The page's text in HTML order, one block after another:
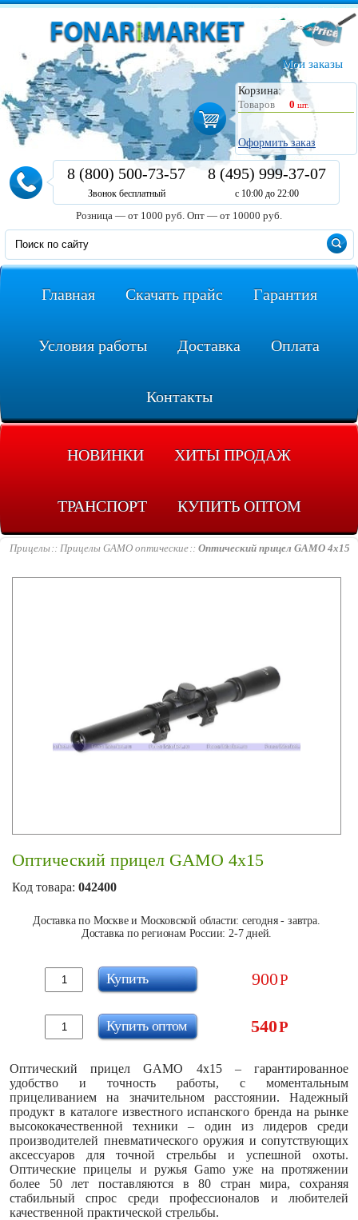
Мои заказы
Корзина:
Товаров
0 шт.
Оформить заказ
8 (800) 500-73-57
Звонок бесплатный
8 (495) 999-37-07
с 10:00 до 22:00
Розница — от 1000 руб. Опт — от 10000 руб.
Главная Скачать прайс Гарантия
Условия работы Доставка Оплата
Контакты
НОВИНКИ ХИТЫ ПРОДАЖ
ТРАНСПОРТ КУПИТЬ ОПТОМ
Прицелы Прицелы GAMO оптические Оптический прицел GAMO 4x15
Оптический прицел GAMO 4x15
Код товара: 042400
Доставка по Москве и Московской области: сегодня - завтра.
Доставка по регионам России: 2-7 дней.
900Р
Купить
540Р
Купить оптом
Оптический прицел GAMO 4x15 – гарантированное
удобство и точность работы, с моментальным
прицеливанием на значительном расстоянии. Надежный
продукт в каталоге известного испанского бренда на рынке
высококачественной техники – один из лидеров среди
производителей пневматического оружия и сопутствующих
аксессуаров для точной стрельбы и успешной охоты.
Оптические прицелы и ружья Gamo уже на протяжении
более 50 лет поставляются в 80 стран мира, сохраняя
стабильный спрос среди профессионалов и любителей
качественной практической стрельбы.